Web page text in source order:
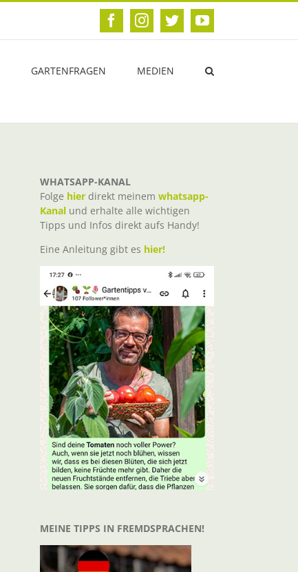
FacebookInstagram
TwitterYouTube
GARTENFRAGEN MEDIEN
WHATSAPP-KANAL
Folge hier direkt meinem whatsapp-
Kanal und erhalte alle wichtigen
Tipps und Infos direkt aufs Handy!
Eine Anleitung gibt es hier!
MEINE TIPPS IN FREMDSPRACHEN!